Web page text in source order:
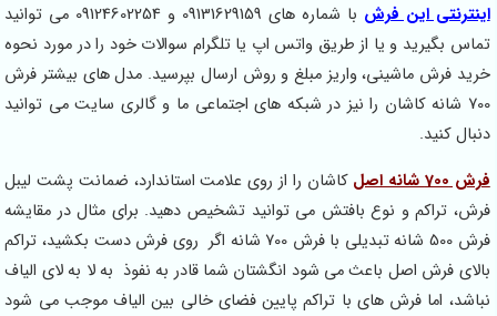
اینترنتی این فرش
با شماره های 09131629159 و 09124602254 می توانید
تماس بگیرید و یا از طریق واتس اپ یا تلگرام سوالات خود را در مورد نحوه
خرید فرش ماشینی، واریز مبلغ و روش ارسال بپرسید. مدل های بیشتر فرش
700 شانه کاشان را نیز در شبکه های اجتماعی ما و گالری سایت می توانید
دنبال کنید.
فرش 700 شانه اصل
کاشان را از روی علامت استاندارد، ضمانت پشت لیبل
فرش، تراکم و نوع بافتش می توانید تشخیص دهید. برای مثال در مقایشه
فرش 500 شانه تبدیلی با فرش 700 شانه اگر روی فرش دست بکشید، تراکم
بالای فرش اصل باعث می شود انگشتان شما قادر به نفوذ به لا به لای الیاف
نباشد، اما فرش های با تراکم پایین فضای خالی بین الیاف موجب می شود